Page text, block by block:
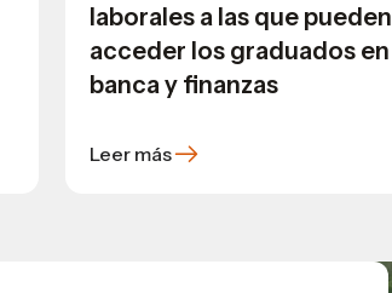
laborales a las que pueden
acceder los graduados en
banca y finanzas
Leer más